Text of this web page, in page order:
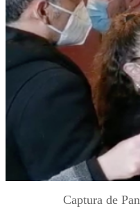
Captura de